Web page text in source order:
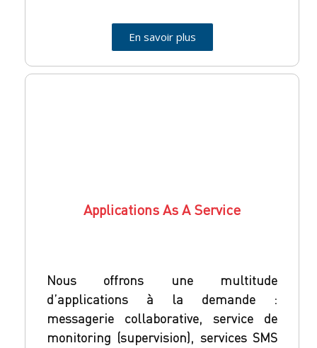
En savoir plus
Applications As A Service
Nous offrons une multitude
d’applications à la demande :
messagerie collaborative, service de
monitoring (supervision), services SMS